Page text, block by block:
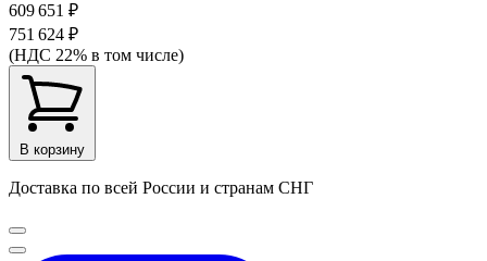
609 651 ₽
751 624 ₽
(НДС 22% в том числе)
В корзину
Доставка по всей России и странам СНГ